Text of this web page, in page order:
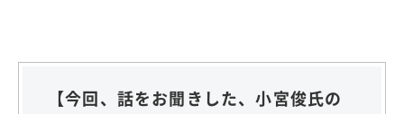
【今回、話をお聞きした、小宮俊氏の